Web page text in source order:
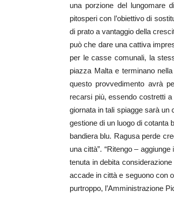
una porzione del lungomare
pitosperi con l’obiettivo di
di prato a vantaggio della
può che dare una cattiva
per le casse comunali, la
piazza Malta e terminano
questo provvedimento avrà
recarsi più, essendo costretti
giornata in tali spiagge sarà un
gestione di un luogo di cotanta
bandiera blu. Ragusa perde
una città”. “Ritengo –
tenuta in debita
accade in città e seguono con
purtroppo, l’Amministrazione